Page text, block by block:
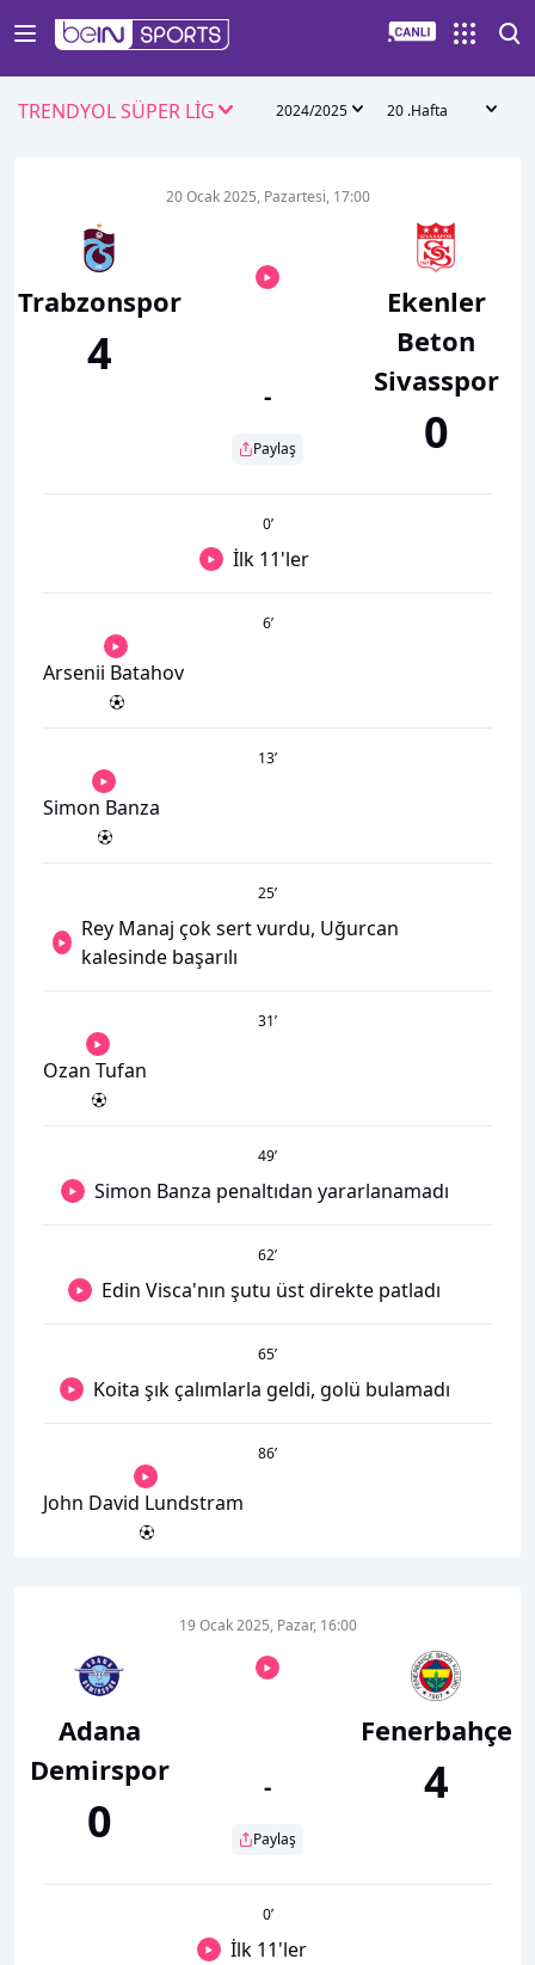
TRENDYOL SÜPER LİG 2024/2025 20 .Hafta
Trabzonspor
4
20 Ocak 2025, Pazartesi, 17:00
-
Paylaş
Ekenler
Beton
Sivasspor
0
0’
İlk 11'ler
6’
Arsenii Batahov
13’
Simon Banza
25’
Rey Manaj çok sert vurdu, Uğurcan
kalesinde başarılı
31’
Ozan Tufan
49’
Simon Banza penaltıdan yararlanamadı
62’
Edin Visca'nın şutu üst direkte patladı
65’
Koita şık çalımlarla geldi, golü bulamadı
86’
John David Lundstram
Adana
Demirspor
0
19 Ocak 2025, Pazar, 16:00
-
Paylaş
Fenerbahçe
4
0’
İlk 11'ler